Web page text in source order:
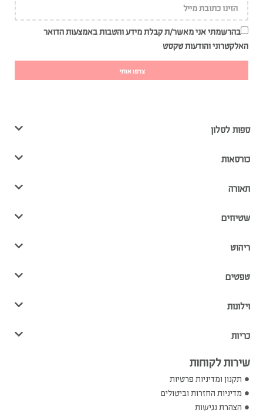
בהרשמתי אני מאשר/ת קבלת מידע והטבות באמצעות הדואר
האלקטרוני והודעות טקסט
צרפו אותי
ספות לסלון
כורסאות
תאורה
שטיחים
ריהוט
טפטים
וילונות
כריות
שירות לקוחות
תקנון ומדיניות פרטיות
מדיניות החזרות וביטולים
הצהרת נגישות